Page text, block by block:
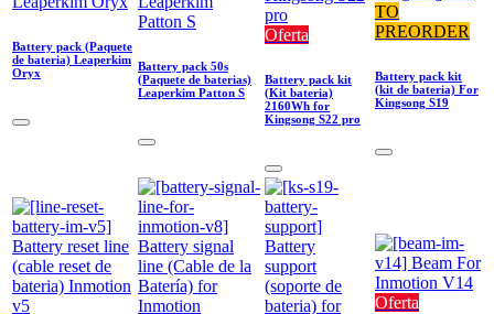
Battery pack (Paquete
de bateria) Leaperkim
Oryx
Battery pack 50s
(Paquete de baterias)
Leaperkim Patton S
Oferta
Battery pack kit
(Kit bateria)
2160Wh for
Kingsong S22 pro
TO
PREORDER
Battery pack kit
(kit de bateria) For
Kingsong S19
Oferta